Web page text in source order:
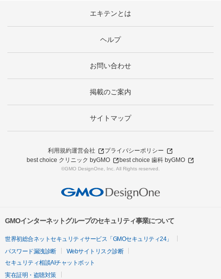
エキテンとは
ヘルプ
お問い合わせ
掲載のご案内
サイトマップ
利用規約運営会社
プライバシーポリシー
best choice クリニック byGMO
best choice 歯科 byGMO
©GMO DesignOne, Inc. All Rights reserved.
GMOインターネットグループのセキュリティ事業について
世界初総合ネットセキュリティサービス「GMOセキュリティ24」
パスワード漏洩診断
Webサイトリスク診断
セキュリティ相談AIチャットボット
実在証明・盗聴対策